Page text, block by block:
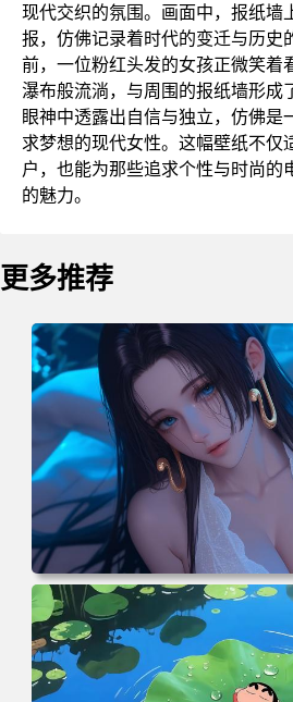
现代交织的氛围。画面中，报纸墙
报，仿佛记录着时代的变迁与历史
前，一位粉红头发的女孩正微笑着
瀑布般流淌，与周围的报纸墙形成
眼神中透露出自信与独立，仿佛是
求梦想的现代女性。这幅壁纸不仅
户，也能为那些追求个性与时尚的
的魅力。
更多推荐
电脑壁纸 二次元角色 动漫角色 女帝
克 海贼王 电脑桌面 高清壁纸 壁纸下